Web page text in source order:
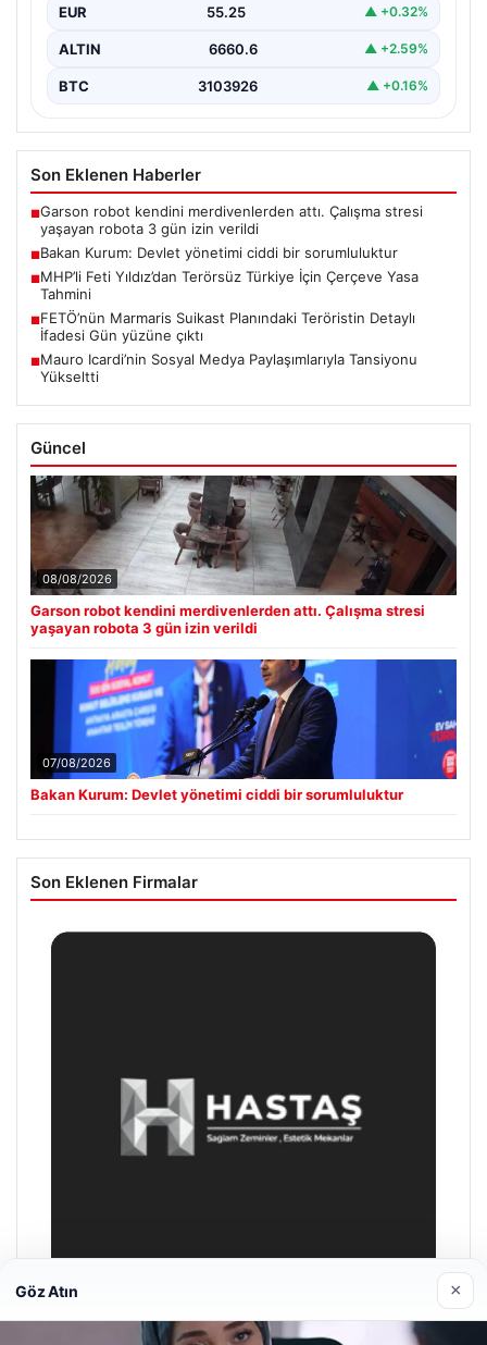
EUR 55.25 ▲ +0.32%
ALTIN 6660.6 ▲ +2.59%
BTC 3103926 ▲ +0.16%
Son Eklenen Haberler
■Garson robot kendini merdivenlerden attı. Çalışma stresi
yaşayan robota 3 gün izin verildi
■Bakan Kurum: Devlet yönetimi ciddi bir sorumluluktur
■MHP’li Feti Yıldız’dan Terörsüz Türkiye İçin Çerçeve Yasa
Tahmini
■FETÖ’nün Marmaris Suikast Planındaki Teröristin Detaylı
İfadesi Gün yüzüne çıktı
■Mauro Icardi’nin Sosyal Medya Paylaşımlarıyla Tansiyonu
Yükseltti
Güncel
08/08/2026
Garson robot kendini merdivenlerden attı. Çalışma stresi
yaşayan robota 3 gün izin verildi
07/08/2026
Bakan Kurum: Devlet yönetimi ciddi bir sorumluluktur
Son Eklenen Firmalar
Göz Atın ×